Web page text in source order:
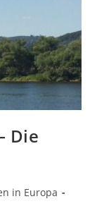
Die
in Europa